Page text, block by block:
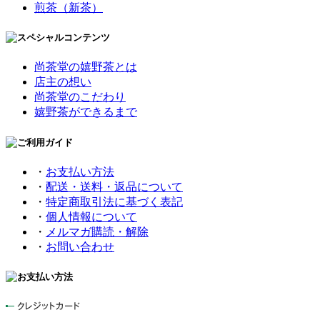
煎茶（新茶）
尚茶堂の嬉野茶とは
店主の想い
尚茶堂のこだわり
嬉野茶ができるまで
・ お支払い方法
・ 配送・送料・返品について
・ 特定商取引法に基づく表記
・ 個人情報について
・ メルマガ購読・解除
・ お問い合わせ